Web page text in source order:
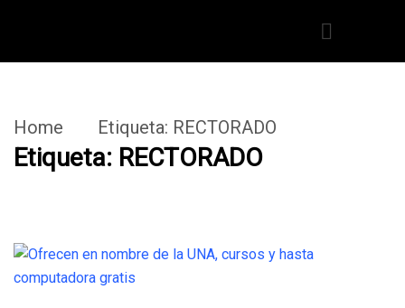
Home Etiqueta: RECTORADO
Etiqueta: RECTORADO